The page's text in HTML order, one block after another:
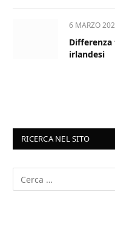
6 MARZO
Differenza
irlandesi
RICERCA NEL SITO